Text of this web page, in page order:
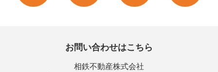
お問い合わせはこちら
相鉄不動産株式会社